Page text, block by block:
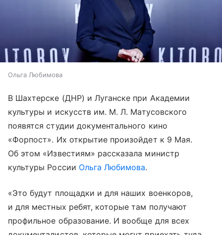
Ольга Любимова
В Шахтерске (ДНР) и Луганске при Академии
культуры и искусств им. М. Л. Матусовского
появятся студии документального кино
«Форпост». Их открытие произойдет к 9 Мая.
Об этом «Известиям» рассказала министр
культуры России Ольга Любимова.
«Это будут площадки и для наших военкоров,
и для местных ребят, которые там получают
профильное образование. И вообще для всех